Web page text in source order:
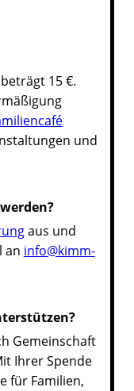
15 €.
und
aus und
an info@kimm-
Gemeinschaft
Ihrer Spende
für Familien,